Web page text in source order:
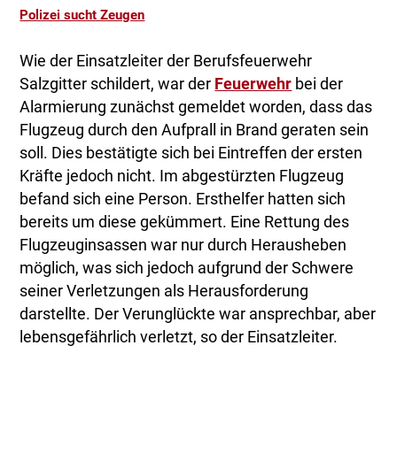
Polizei sucht Zeugen
Wie der Einsatzleiter der Berufsfeuerwehr
Salzgitter schildert, war der Feuerwehr bei der
Alarmierung zunächst gemeldet worden, dass das
Flugzeug durch den Aufprall in Brand geraten sein
soll. Dies bestätigte sich bei Eintreffen der ersten
Kräfte jedoch nicht. Im abgestürzten Flugzeug
befand sich eine Person. Ersthelfer hatten sich
bereits um diese gekümmert. Eine Rettung des
Flugzeuginsassen war nur durch Herausheben
möglich, was sich jedoch aufgrund der Schwere
seiner Verletzungen als Herausforderung
darstellte. Der Verunglückte war ansprechbar, aber
lebensgefährlich verletzt, so der Einsatzleiter.